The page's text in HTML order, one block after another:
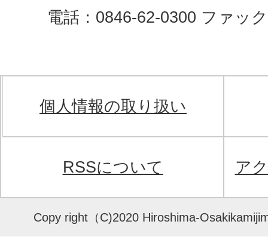
電話：0846-62-0300 ファッ
個人情報の取り扱い
RSSについて ア
Copy right（C)2020 Hiroshima-